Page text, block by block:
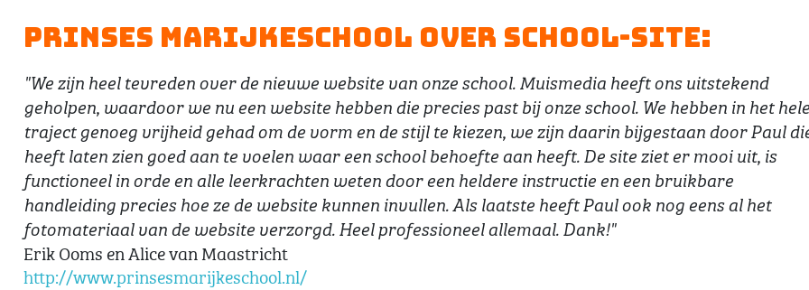
Prinses Marijkeschool over School-Site:
"We zijn heel tevreden over de nieuwe website van onze school. Muismedia heeft ons uitstekend
geholpen, waardoor we nu een website hebben die precies past bij onze school. We hebben in het hele
traject genoeg vrijheid gehad om de vorm en de stijl te kiezen, we zijn daarin bijgestaan door Paul
heeft laten zien goed aan te voelen waar een school behoefte aan heeft. De site ziet er mooi uit, is
functioneel in orde en alle leerkrachten weten door een heldere instructie en een bruikbare
handleiding precies hoe ze de website kunnen invullen. Als laatste heeft Paul ook nog eens al het
fotomateriaal van de website verzorgd. Heel professioneel allemaal. Dank!"
Erik Ooms en Alice van Maastricht
http://www.prinsesmarijkeschool.nl/